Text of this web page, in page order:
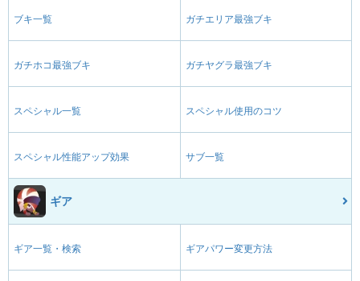
ブキ一覧 ガチエリア最強ブキ
ガチホコ最強ブキ ガチヤグラ最強ブキ
スペシャル一覧 スペシャル使用のコツ
スペシャル性能アップ効果 サブ一覧
ギア
ギア一覧・検索 ギアパワー変更方法